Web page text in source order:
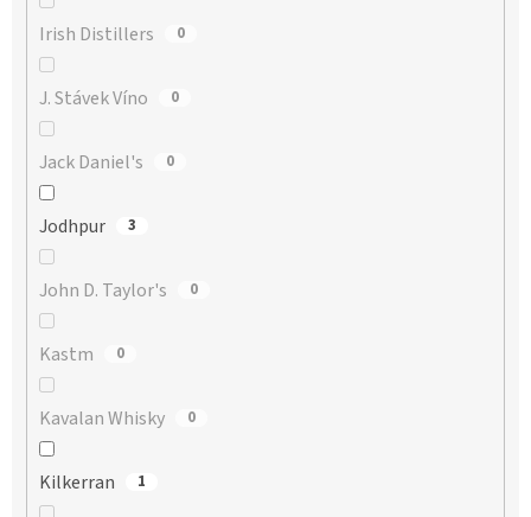
Irish Distillers 0
J. Stávek Víno 0
Jack Daniel's 0
Jodhpur 3
John D. Taylor's 0
Kastm 0
Kavalan Whisky 0
Kilkerran 1